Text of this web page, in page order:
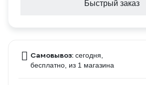
Быстрый заказ
Самовывоз: сегодня,
бесплатно , из 1 магазина